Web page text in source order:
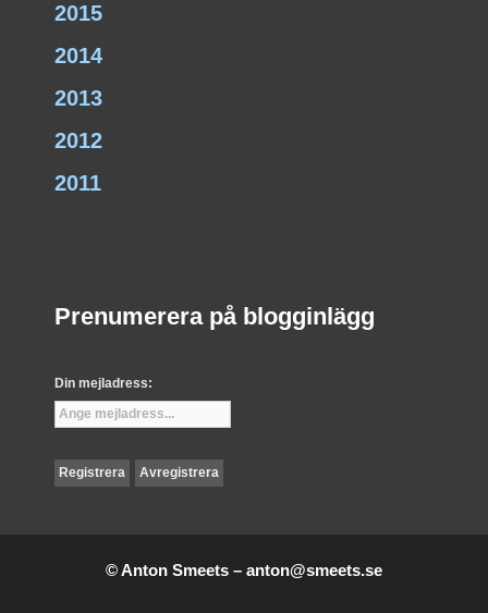
2015
2014
2013
2012
2011
Prenumerera på blogginlägg
Din mejladress:
© Anton Smeets – anton@smeets.se